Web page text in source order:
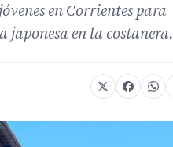
en Corrientes para
en la costanera.